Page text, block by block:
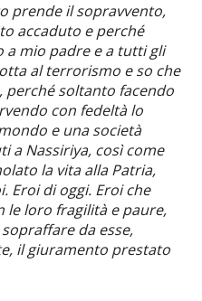
prende il sopravvento,
accaduto e perché
a mio padre e a tutti gli
al terrorismo e so che
perché soltanto facendo
con fedeltà lo
e una società
a Nassiriya, così come
la vita alla Patria,
Eroi di oggi. Eroi che
le loro fragilità e paure,
da esse,
il giuramento prestato